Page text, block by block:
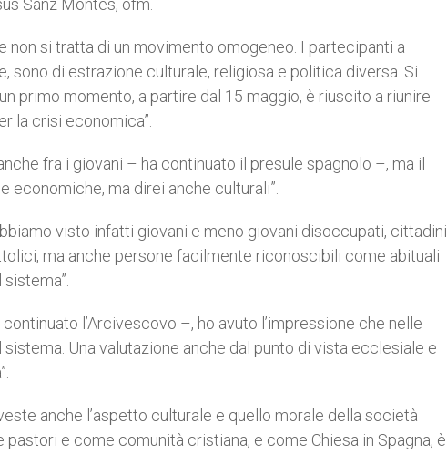
Sanz Montes, ofm.
non si tratta di un movimento omogeneo. I partecipanti a
sono di estrazione culturale, religiosa e politica diversa. Si
primo momento, a partire dal 15 maggio, è riuscito a riunire
la crisi economica”.
fra i giovani – ha continuato il presule spagnolo –, ma il
economiche, ma direi anche culturali”.
visto infatti giovani e meno giovani disoccupati, cittadini
ma anche persone facilmente riconoscibili come abituali
l’Arcivescovo –, ho avuto l’impressione che nelle
Una valutazione anche dal punto di vista ecclesiale e
anche l’aspetto culturale e quello morale della società
e come comunità cristiana, e come Chiesa in Spagna, è